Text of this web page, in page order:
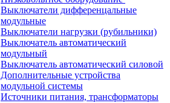
Выключатели дифференцальные
модульные
Выключатели нагрузки (рубильники)
Выключатель автоматический
модульный
Выключатель автоматический силовой
Дополнительные устройства
модульной системы
Источники питания, трансформаторы